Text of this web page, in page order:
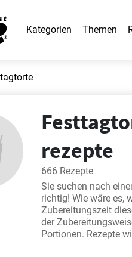
Kategorien Themen
rezepte
666 Rezepte
Sie suchen nach
richtig! Wie wäre es,
Zubereitungszeit
der
Portionen. Rezepte